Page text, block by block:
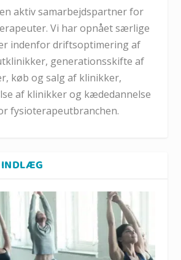
aktiv samarbejdspartner for
Vi har opnået særlige
indenfor driftsoptimering af
generationsskifte af
køb og salg af klinikker,
af klinikker og kædedannelse
fysioterapeutbranchen.
INDLÆG